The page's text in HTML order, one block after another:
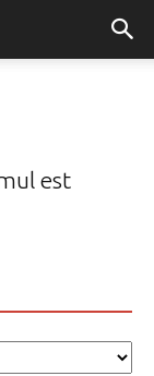
est